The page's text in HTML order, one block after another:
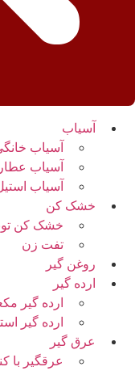
آسیاب
آسیاب
آسیاب
آسیاب
خشک کن
خشک کن
تفت زن
روغن گیر
ارده گیر
ارده گیر
ارده گیر
عرق گیر
عرقگیر با